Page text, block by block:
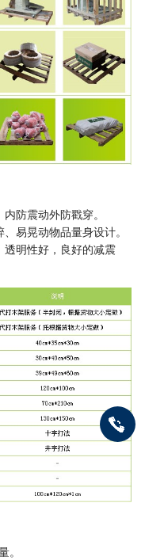
防震动外防戳穿。
易晃动物品量身设计。
明性好，良好的减震
。